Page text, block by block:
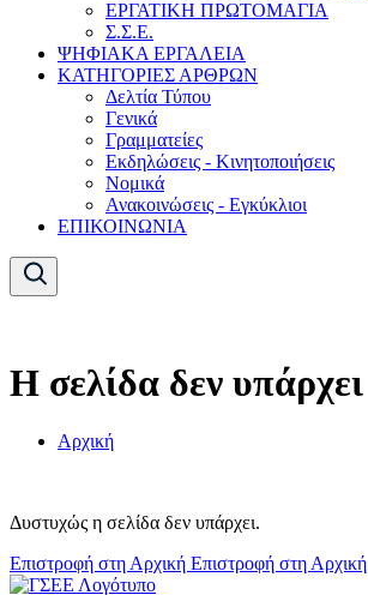
ΕΡΓΑΤΙΚΗ ΠΡΩΤΟΜΑΓΙΑ
Σ.Σ.Ε.
ΨΗΦΙΑΚΑ ΕΡΓΑΛΕΙΑ
ΚΑΤΗΓΟΡΙΕΣ ΑΡΘΡΩΝ
Δελτία Τύπου
Γενικά
Γραμματείες
Εκδηλώσεις - Κινητοποιήσεις
Νομικά
Ανακοινώσεις - Εγκύκλιοι
ΕΠΙΚΟΙΝΩΝΙΑ
Η σελίδα δεν υπάρχει
Αρχική
Δυστυχώς η σελίδα δεν υπάρχει.
Επιστροφή στη Αρχική Επιστροφή στη Αρχική